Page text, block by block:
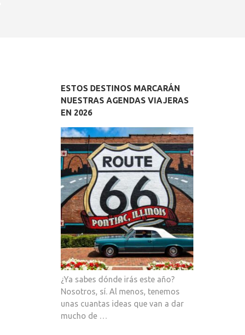
ESTOS DESTINOS MARCARÁN
NUESTRAS AGENDAS VIAJERAS
EN 2026
¿Ya sabes dónde irás este año?
Nosotros, sí. Al menos, tenemos
unas cuantas ideas que van a dar
mucho de …